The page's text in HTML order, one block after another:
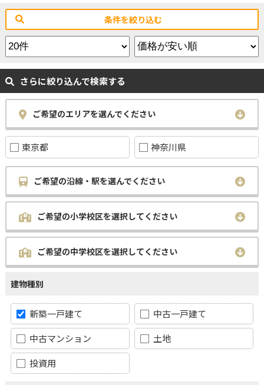
条件を絞り込む
さらに絞り込んで検索する
ご希望のエリアを選んでください
東京都 神奈川県
ご希望の沿線・駅を選んでください
ご希望の小学校区を選択してください
ご希望の中学校区を選択してください
建物種別
新築一戸建て
中古一戸建て
中古マンション
土地
投資用